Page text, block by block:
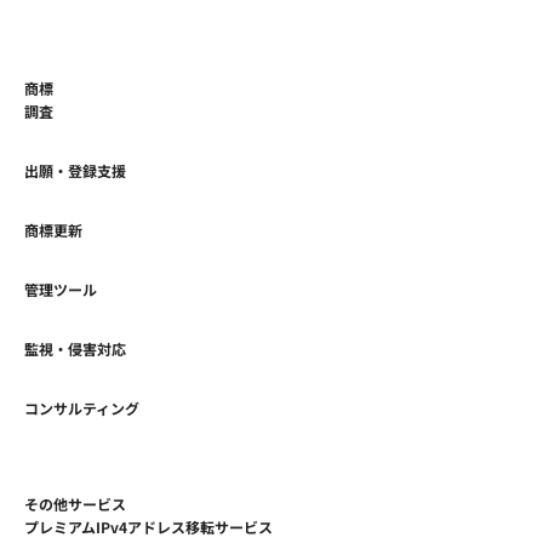
商標
調査
出願・登録支援
商標更新
管理ツール
監視・侵害対応
コンサルティング
その他サービス
プレミアムIPv4アドレス移転サービス